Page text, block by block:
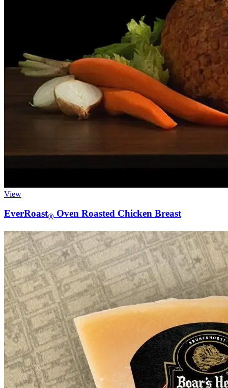
View
EverRoast® Oven Roasted Chicken Breast